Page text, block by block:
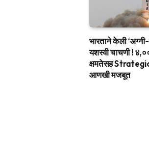
भारताने केली ‘अग्नी-
यशस्वी चाचणी !
क्षमतेसह
आणखी मजबूत